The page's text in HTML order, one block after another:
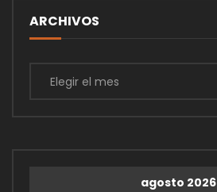
ARCHIVOS
agosto 2026